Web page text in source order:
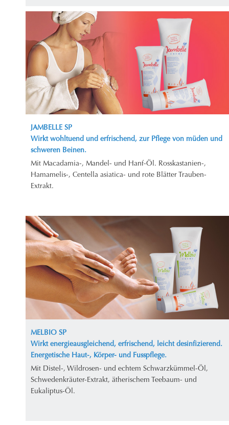
JAMBELLE SP
Wirkt wohltuend und erfrischend, zur Pflege von müden und
schweren Beinen.
Mit Macadamia-, Mandel- und Hanf-Öl. Rosskastanien-,
Hamamelis-, Centella asiatica- und rote Blätter Trauben-
Extrakt.
MELBIO SP
Wirkt energieausgleichend, erfrischend, leicht desinfizierend.
Energetische Haut-, Körper- und Fusspflege.
Mit Distel-, Wildrosen- und echtem Schwarzkümmel-Öl,
Schwedenkräuter-Extrakt, ätherischem Teebaum- und
Eukaliptus-Öl.